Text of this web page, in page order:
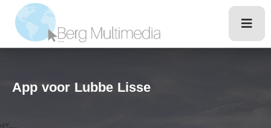
App voor Lubbe Lisse